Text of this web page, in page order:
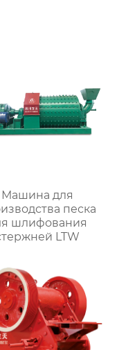
Машина для
песка
шлифования
LTW